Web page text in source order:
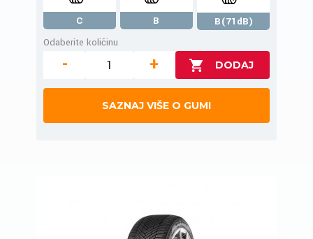
C B
B(71dB)
Odaberite količinu
- +
SAZNAJ VIŠE O GUMI